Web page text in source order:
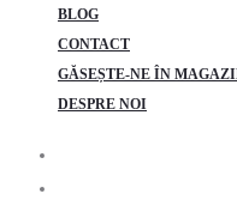
BLOG
CONTACT
GĂSEȘTE-NE ÎN
DESPRE NOI